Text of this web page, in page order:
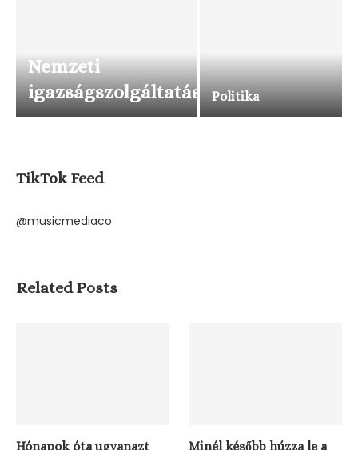
Nemzeti
igazságszolgáltatás
Politika
TikTok Feed
@musicmediaco
Related Posts
Hónapok óta ugyanazt
Minél később húzza le a